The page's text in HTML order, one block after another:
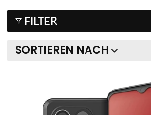
FILTER
SORTIEREN NACH